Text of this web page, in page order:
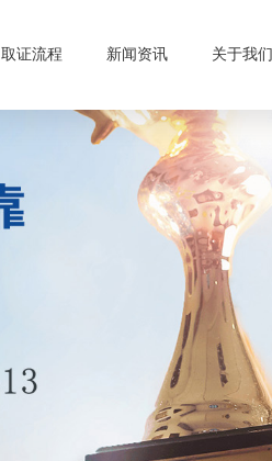
取证流程 新闻资讯 关于我们